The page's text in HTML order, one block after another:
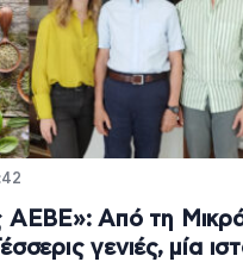
ΑΕΒΕ»: Από τη
γενιές, μία